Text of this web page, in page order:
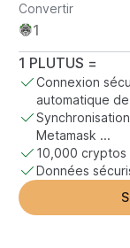
Convertir
1 PLUTUS =
Connexion
automatique
Metamask ...
10,000 cryptos
Données